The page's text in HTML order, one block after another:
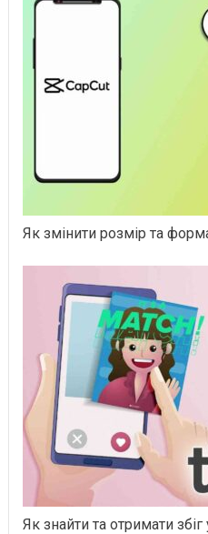
Як змінити розмір та
Як знайти та отримати збіг